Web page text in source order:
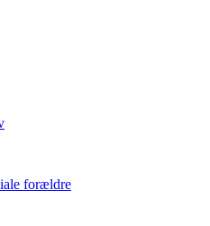
forældre